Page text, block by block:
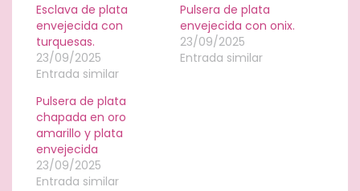
Esclava de plata
envejecida con
turquesas.
23/09/2025
Entrada similar
Pulsera de plata
envejecida con onix.
23/09/2025
Entrada similar
Pulsera de plata
chapada en oro
amarillo y plata
envejecida
23/09/2025
Entrada similar